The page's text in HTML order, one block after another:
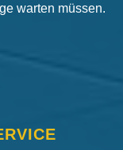
warten müssen.